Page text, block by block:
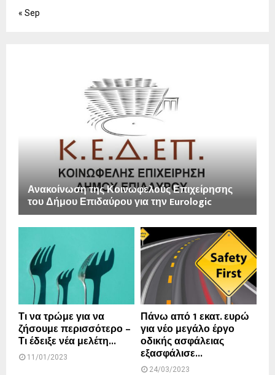
« Sep
Ανακοίνωση της Κοινωφελούς Επιχείρησης
του Δήμου Επιδαύρου για την Eurologic
Τι να τρώμε για να
ζήσουμε περισσότερο –
Τι έδειξε νέα μελέτη...
11/01/2023
Πάνω από 1 εκατ. ευρώ
για νέο μεγάλο έργο
οδικής ασφάλειας
εξασφάλισε...
24/03/2023